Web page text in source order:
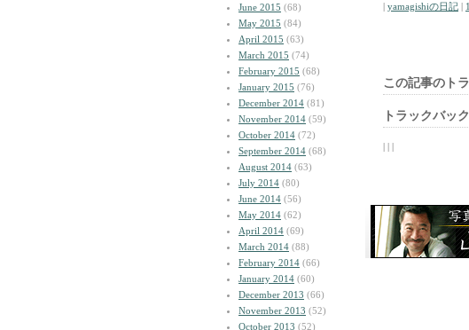
June 2015 (68)
May 2015 (84)
April 2015 (63)
March 2015 (74)
February 2015 (68)
January 2015 (76)
December 2014 (81)
November 2014 (59)
October 2014 (72)
September 2014 (68)
August 2014 (63)
July 2014 (80)
June 2014 (56)
May 2014 (62)
April 2014 (69)
March 2014 (88)
February 2014 (66)
January 2014 (60)
December 2013 (66)
November 2013 (52)
October 2013 (52)
| yamagishiの日記 |
この記事のト
トラックバック
| | |